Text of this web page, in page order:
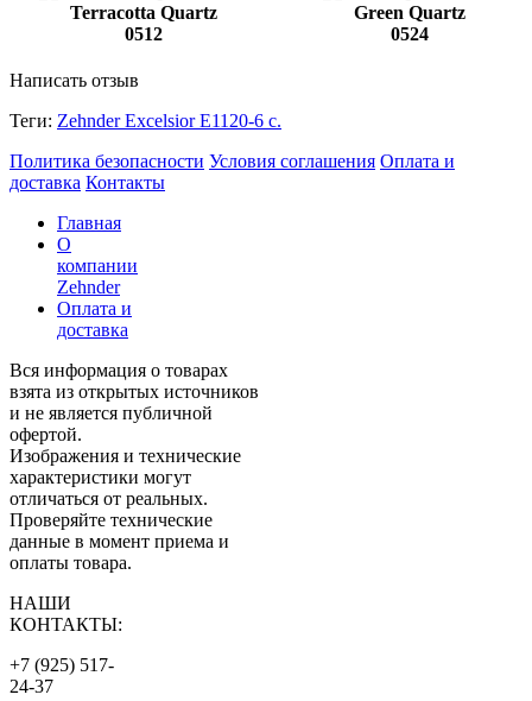
Terracotta Quartz
0512
Green Quartz
0524
Написать отзыв
Теги: Zehnder Excelsior E1120-6 с.
Политика безопасности Условия соглашения Оплата и
доставка Контакты
Главная
О
компании
Zehnder
Оплата и
доставка
Вся информация о товарах
взята из открытых источников
и не является публичной
офертой.
Изображения и технические
характеристики могут
отличаться от реальных.
Проверяйте технические
данные в момент приема и
оплаты товара.
НАШИ
КОНТАКТЫ:
+7 (925) 517-
24-37